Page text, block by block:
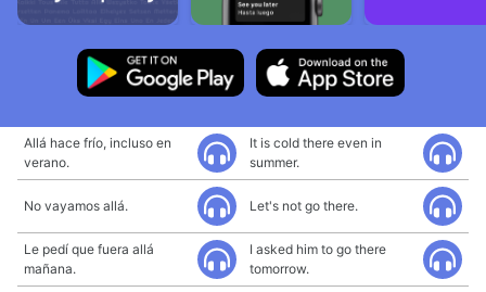
Allá hace frío, incluso en
verano.
It is cold there even in
summer.
No vayamos allá. Let's not go there.
Le pedí que fuera allá
mañana.
I asked him to go there
tomorrow.